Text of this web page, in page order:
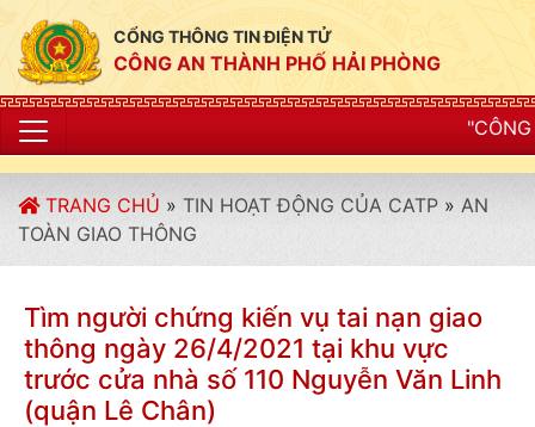
CỔNG THÔNG TIN ĐIỆN TỬ
CÔNG AN THÀNH PHỐ HẢI PHÒNG
"CÔNG AN THÀNH
TRANG CHỦ » TIN HOẠT ĐỘNG CỦA CATP » AN
TOÀN GIAO THÔNG
Tìm người chứng kiến vụ tai nạn giao
thông ngày 26/4/2021 tại khu vực
trước cửa nhà số 110 Nguyễn Văn Linh
(quận Lê Chân)